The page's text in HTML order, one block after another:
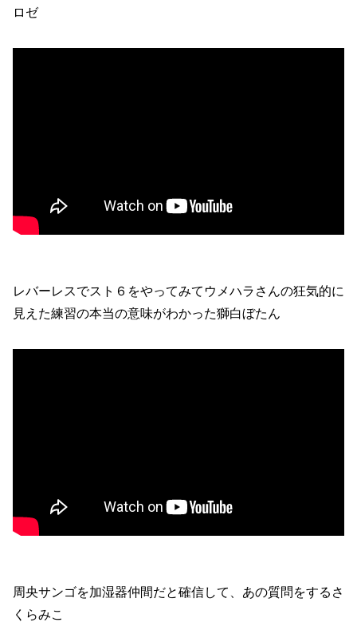
ロゼ
レバーレスでスト６をやってみてウメハラさんの狂気的に
見えた練習の本当の意味がわかった獅白ぼたん
周央サンゴを加湿器仲間だと確信して、あの質問をするさ
くらみこ